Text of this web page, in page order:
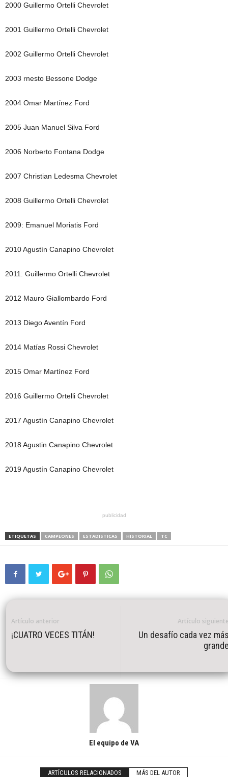
2000 Guillermo Ortelli Chevrolet
2001 Guillermo Ortelli Chevrolet
2002 Guillermo Ortelli Chevrolet
2003 rnesto Bessone Dodge
2004 Omar Martínez Ford
2005 Juan Manuel Silva Ford
2006 Norberto Fontana Dodge
2007 Christian Ledesma Chevrolet
2008 Guillermo Ortelli Chevrolet
2009: Emanuel Moriatis Ford
2010 Agustín Canapino Chevrolet
2011: Guillermo Ortelli Chevrolet
2012 Mauro Giallombardo Ford
2013 Diego Aventín Ford
2014 Matías Rossi Chevrolet
2015 Omar Martínez Ford
2016 Guillermo Ortelli Chevrolet
2017 Agustín Canapino Chevrolet
2018 Agustin Canapino Chevrolet
2019 Agustín Canapino Chevrolet
publicidad
ETIQUETAS CAMPEONES ESTADISTICAS HISTORIAL TC
Artículo anterior
¡CUATRO VECES TITÁN!
Artículo
Un desafío cada vez
El equipo de VA
ARTÍCULOS RELACIONADOS MÁS DEL AUTOR